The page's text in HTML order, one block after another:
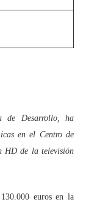
de Desarrollo, ha
en el Centro de
HD de la televisión
euros en la